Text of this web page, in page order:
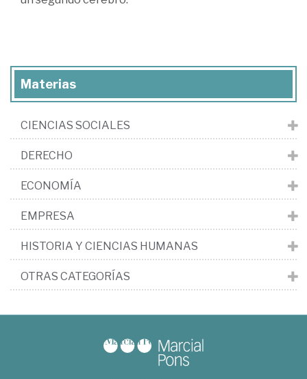
Materias
CIENCIAS SOCIALES
DERECHO
ECONOMÍA
EMPRESA
HISTORIA Y CIENCIAS HUMANAS
OTRAS CATEGORÍAS